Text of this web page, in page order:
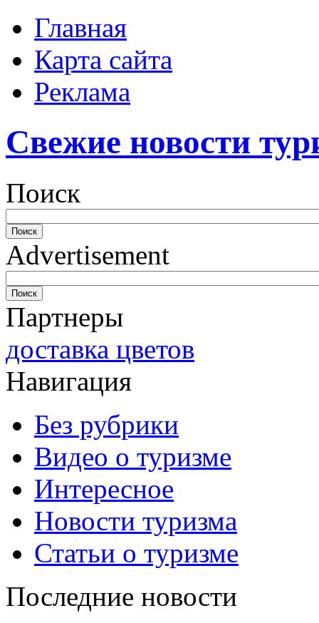
Главная
Карта сайта
Реклама
Свежие новости
Поиск
Advertisement
Партнеры
доставка цветов
Навигация
Без рубрики
Видео о туризме
Интересное
Новости туризма
Статьи о туризме
Последние новости